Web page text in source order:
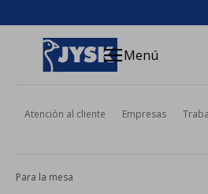
menuMenú
Atención al cliente Empresas
Para la mesa
close